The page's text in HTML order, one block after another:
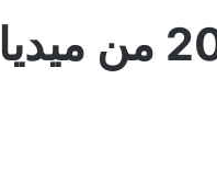
تحميل تطبيق Alaraby لمشاهدة القنوات مجانا 2026 من ميديا